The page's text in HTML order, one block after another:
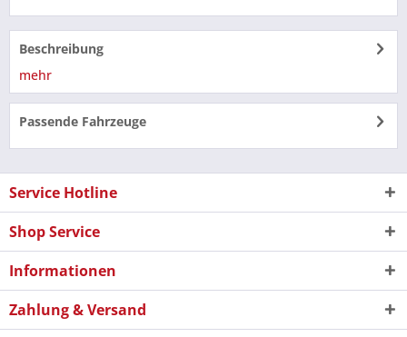
Beschreibung
mehr
Passende Fahrzeuge
Service Hotline
Shop Service
Informationen
Zahlung & Versand